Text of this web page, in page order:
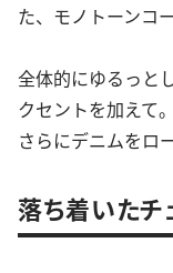
た、モノトーンコー
全体的にゆるっと
クセントを加えて。
さらにデニムをロ
落ち着いたチ